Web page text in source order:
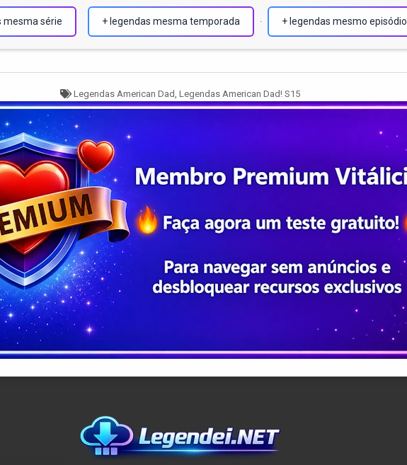
mesma série + legendas mesma temporada · + legendas mesmo episódio
Tagged
Legendas American Dad, Legendas American Dad! S15